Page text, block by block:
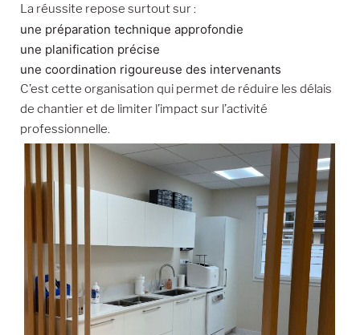
La réussite repose surtout sur :
une préparation technique approfondie
une planification précise
une coordination rigoureuse des intervenants
C’est cette organisation qui permet de réduire les délais
de chantier et de limiter l’impact sur l’activité
professionnelle.